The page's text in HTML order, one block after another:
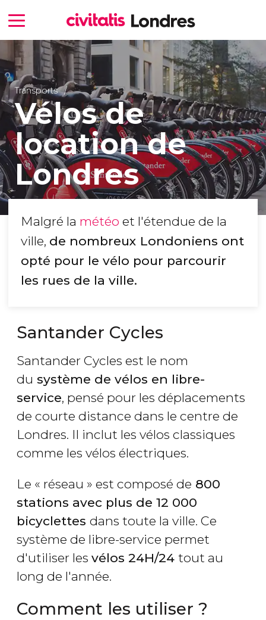
Transports
Vélos de
location de
Londres
Malgré la météo et l'étendue de la
ville, de nombreux Londoniens ont
opté pour le vélo pour parcourir
les rues de la ville.
Santander Cycles
Santander Cycles est le nom
du système de vélos en libre-
service, pensé pour les déplacements
de courte distance dans le centre de
Londres. Il inclut les vélos classiques
comme les vélos électriques.
Le « réseau » est composé de 800
stations avec plus de 12 000
bicyclettes dans toute la ville. Ce
système de libre-service permet
d'utiliser les vélos 24H/24 tout au
long de l'année.
Comment les utiliser ?